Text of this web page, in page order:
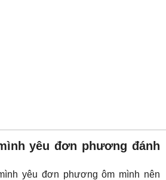
yêu đơn phương đánh
yêu đơn phương ôm mình nên